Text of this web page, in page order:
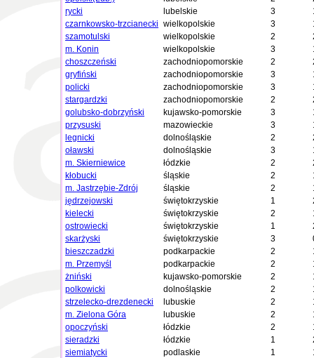
rycki
lubelskie 3
czarnkowsko-trzcianecki wielkopolskie 3
szamotulski
wielkopolskie 2
m. Konin
wielkopolskie 3
choszczeński
zachodniopomorskie 2
gryfiński
zachodniopomorskie 3
policki
zachodniopomorskie 3
stargardzki
zachodniopomorskie 2
golubsko-dobrzyński
kujawsko-pomorskie 3
przysuski
mazowieckie 3
legnicki
dolnośląskie 2
oławski
dolnośląskie 3
m. Skierniewice
łódzkie 2
kłobucki
śląskie 2
m. Jastrzębie-Zdrój
śląskie 2
jędrzejowski
świętokrzyskie 1
kielecki
świętokrzyskie 2
ostrowiecki
świętokrzyskie 1
skarżyski
świętokrzyskie 3
bieszczadzki
podkarpackie 2
m. Przemyśl
podkarpackie 2
żniński
kujawsko-pomorskie 2
polkowicki
dolnośląskie 2
strzelecko-drezdenecki
lubuskie 2
m. Zielona Góra
lubuskie 2
opoczyński
łódzkie 2
sieradzki
łódzkie 1
siemiatycki
podlaskie 1